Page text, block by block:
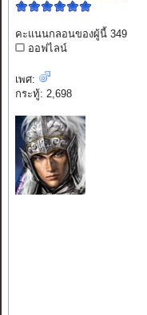
คะแนนกลอนของผู้นี้ 349
ออฟไลน์
เพศ:
กระทู้: 2,698